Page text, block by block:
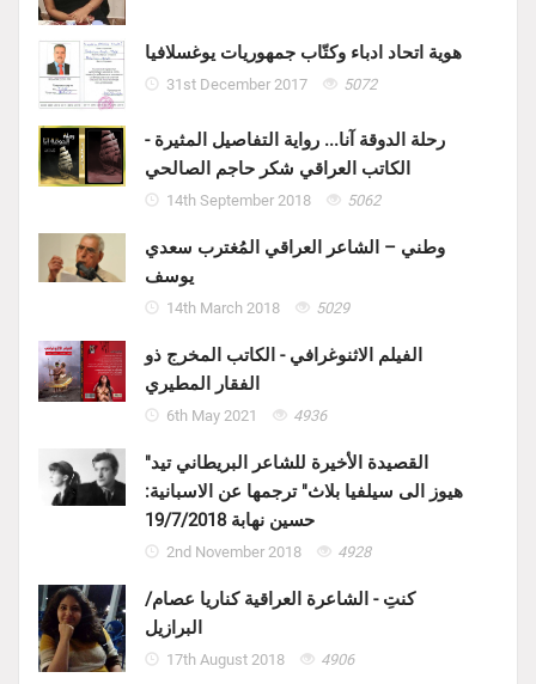
هوية اتحاد ادباء وكتّاب جمهوريات يوغسلافيا
31st December 2017 5072
رحلة الدوقة آنا... رواية التفاصيل المثيرة -
الكاتب العراقي شكر حاجم الصالحي
14th September 2018 5062
وطني – الشاعر العراقي المُغترب سعدي
يوسف
14th March 2018 5029
الفيلم الاثنوغرافي - الكاتب المخرج ذو
الفقار المطيري
6th May 2021 4936
"القصيدة الأخيرة للشاعر البريطاني تيد
هيوز الى سيلفيا بلاث" ترجمها عن الاسبانية:
حسين نهابة 19/7/2018
2nd November 2018 4928
كنتِ - الشاعرة العراقية كناريا عصام/
البرازيل
17th August 2018 4906